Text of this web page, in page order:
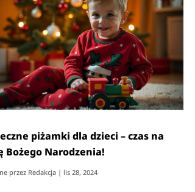
piżamki dla dzieci – czas na
Bożego Narodzenia!
przez Redakcja | lis 28, 2024